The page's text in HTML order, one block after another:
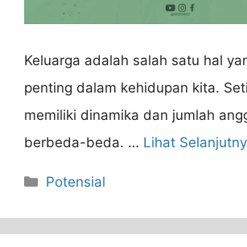
Keluarga adalah salah satu hal
penting dalam kehidupan kita.
memiliki dinamika dan jumlah
berbeda-beda. … Lihat
Categories
Potensial